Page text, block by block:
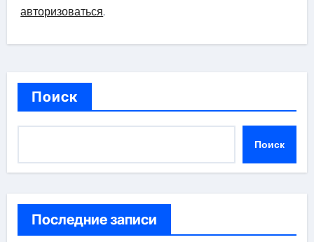
авторизоваться.
Поиск
Поиск
Последние записи